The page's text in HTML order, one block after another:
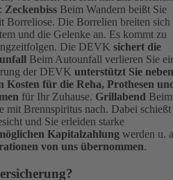
Zeckenbiss Beim Wandern beißt Sie
Borreliose. Die Borrelien breiten sich
und die Gelenke an. Es kommt zu
Die DEVK sichert die
Beim Autounfall verlieren Sie
der DEVK unterstützt Sie neben
Kosten für die Reha, Prothesen
für Ihr Zuhause. Grillabend Beim
mit Brennspiritus nach. Dabei schießt
und Sie erleiden starke
Kapitalzahlung werden u.
von uns übernommen.